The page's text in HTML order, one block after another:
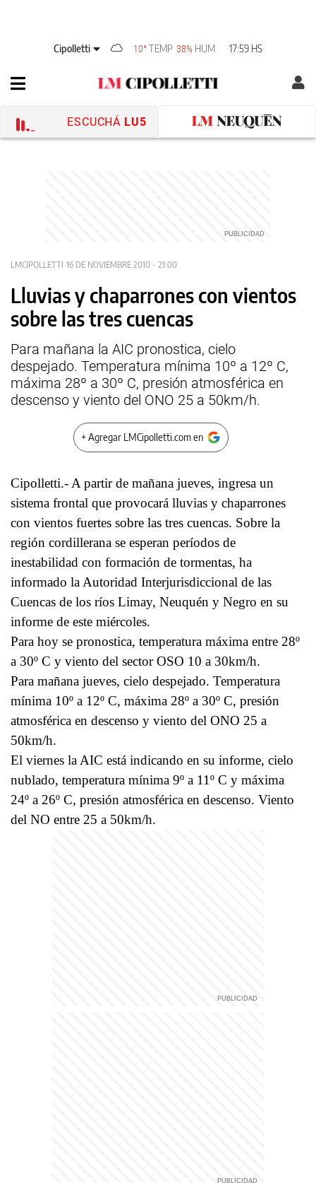
Cipolletti 10° TEMP 38% HUM 17:59 HS
ESCUCHÁ LU5
LMCIPOLLETTI 16 DE NOVIEMBRE 2010 - 21:00
Lluvias y chaparrones con vientos
sobre las tres cuencas
Para mañana la AIC pronostica, cielo
despejado. Temperatura mínima 10º a 12º C,
máxima 28º a 30º C, presión atmosférica en
descenso y viento del ONO 25 a 50km/h.
+ Agregar LMCipolletti.com en
Cipolletti.- A partir de mañana jueves, ingresa un
sistema frontal que provocará lluvias y chaparrones
con vientos fuertes sobre las tres cuencas. Sobre la
región cordillerana se esperan períodos de
inestabilidad con formación de tormentas, ha
informado la Autoridad Interjurisdiccional de las
Cuencas de los ríos Limay, Neuquén y Negro en su
informe de este miércoles.
Para hoy se pronostica, temperatura máxima entre 28º
a 30º C y viento del sector OSO 10 a 30km/h.
Para mañana jueves, cielo despejado. Temperatura
mínima 10º a 12º C, máxima 28º a 30º C, presión
atmosférica en descenso y viento del ONO 25 a
50km/h.
El viernes la AIC está indicando en su informe, cielo
nublado, temperatura mínima 9º a 11º C y máxima
24º a 26º C, presión atmosférica en descenso. Viento
del NO entre 25 a 50km/h.